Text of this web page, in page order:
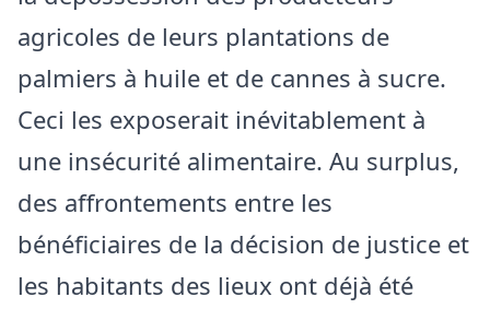
agricoles de leurs plantations de
palmiers à huile et de cannes à sucre.
Ceci les exposerait inévitablement à
une insécurité alimentaire. Au surplus,
des affrontements entre les
bénéficiaires de la décision de justice et
les habitants des lieux ont déjà été